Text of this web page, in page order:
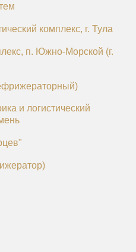
комплекс, г. Тула
п. Южно-Морской (г.
и логистический